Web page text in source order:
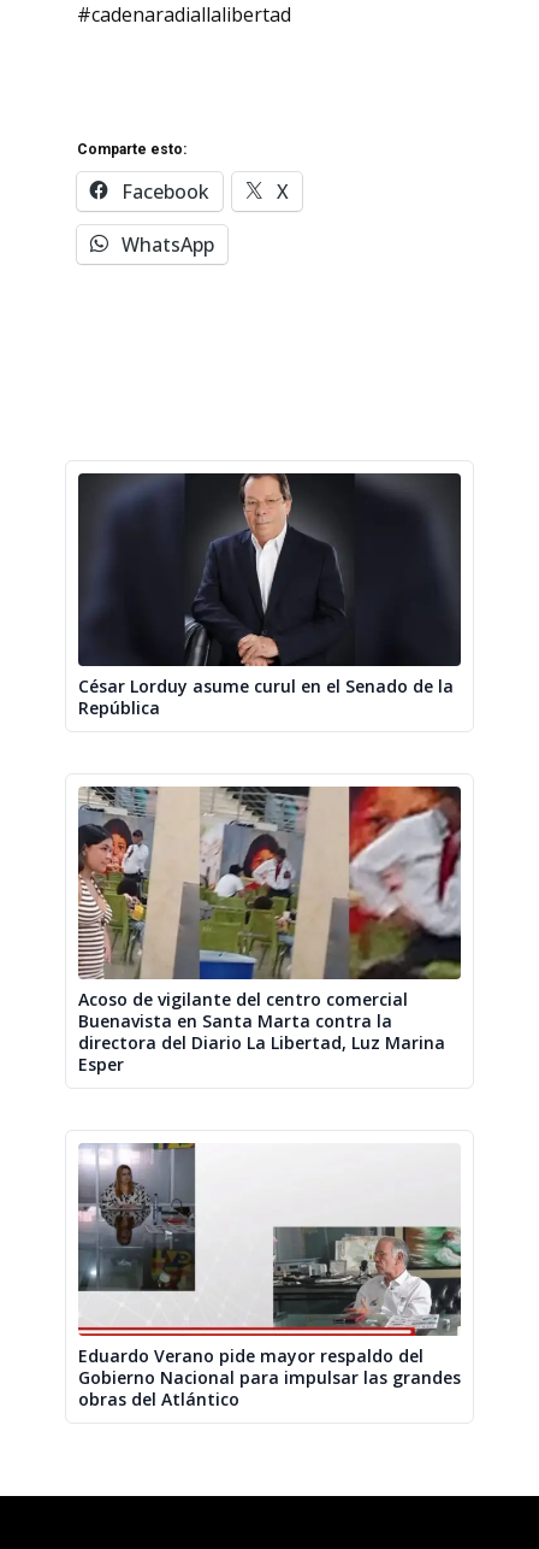
#cadenaradiallalibertad
Comparte esto:
Facebook
X
WhatsApp
César Lorduy asume curul en el Senado de la
República
Acoso de vigilante del centro comercial
Buenavista en Santa Marta contra la
directora del Diario La Libertad, Luz Marina
Esper
Eduardo Verano pide mayor respaldo del
Gobierno Nacional para impulsar las grandes
obras del Atlántico